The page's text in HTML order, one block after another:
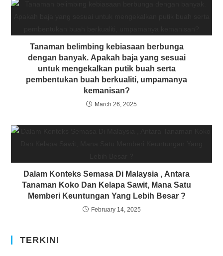
Tanaman belimbing kebiasaan berbunga
dengan banyak. Apakah baja yang sesuai
untuk mengekalkan putik buah serta
pembentukan buah berkualiti, umpamanya
kemanisan?
March 26, 2025
Dalam Konteks Semasa Di Malaysia , Antara
Tanaman Koko Dan Kelapa Sawit, Mana Satu
Memberi Keuntungan Yang Lebih Besar ?
February 14, 2025
TERKINI